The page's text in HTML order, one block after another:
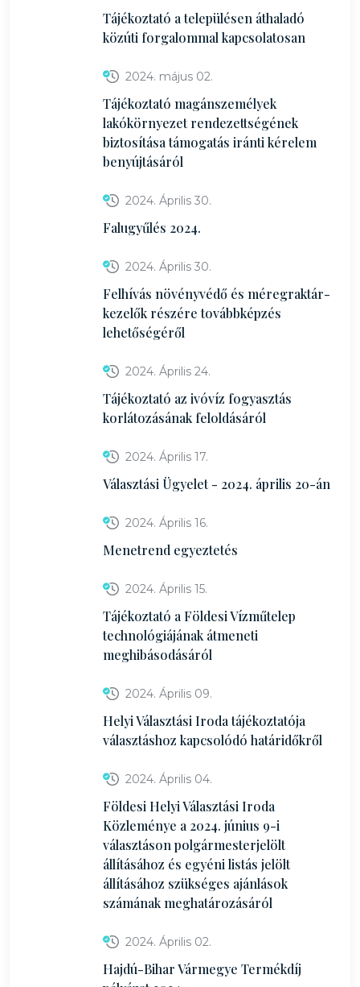
Tájékoztató a településen áthaladó
közúti forgalommal kapcsolatosan
2024. május 02.
Tájékoztató magánszemélyek
lakókörnyezet rendezettségének
biztosítása támogatás iránti kérelem
benyújtásáról
2024. Április 30.
Falugyűlés 2024.
2024. Április 30.
Felhívás növényvédő és méregraktár-
kezelők részére továbbképzés
lehetőségéről
2024. Április 24.
Tájékoztató az ivóvíz fogyasztás
korlátozásának feloldásáról
2024. Április 17.
Választási Ügyelet - 2024. április 20-án
2024. Április 16.
Menetrend egyeztetés
2024. Április 15.
Tájékoztató a Földesi Vízműtelep
technológiájának átmeneti
meghibásodásáról
2024. Április 09.
Helyi Választási Iroda tájékoztatója
választáshoz kapcsolódó határidőkről
2024. Április 04.
Földesi Helyi Választási Iroda
Közleménye a 2024. június 9-i
választáson polgármesterjelölt
állításához és egyéni listás jelölt
állításához szükséges ajánlások
számának meghatározásáról
2024. Április 02.
Hajdú-Bihar Vármegye Termékdíj